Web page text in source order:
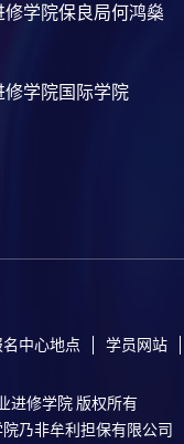
学院保良局何鸿燊
修学院国际学院
中心地点 学员网站
进修学院 版权所有
乃非牟利担保有限公司